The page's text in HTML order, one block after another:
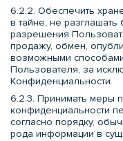
6.2.2. Обеспечить
в тайне, не
разрешения
продажу, обмен,
возможными
Пользователя, за
Конфиденциальности.
6.2.3. Принимать меры
конфиденциальности
согласно порядку,
рода информации в